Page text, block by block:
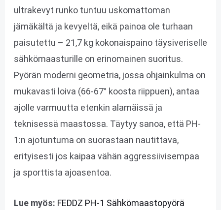
ultrakevyt runko tuntuu uskomattoman
jämäkältä ja kevyeltä, eikä painoa ole turhaan
paisutettu – 21,7 kg kokonaispaino täysiveriselle
sähkömaasturille on erinomainen suoritus.
Pyörän moderni geometria, jossa ohjainkulma on
mukavasti loiva (66-67° koosta riippuen), antaa
ajolle varmuutta etenkin alamäissä ja
teknisessä maastossa. Täytyy sanoa, että PH-
1:n ajotuntuma on suorastaan nautittava,
erityisesti jos kaipaa vähän aggressiivisempaa
ja sporttista ajoasentoa.
Lue myös: FEDDZ PH-1 Sähkömaastopyörä